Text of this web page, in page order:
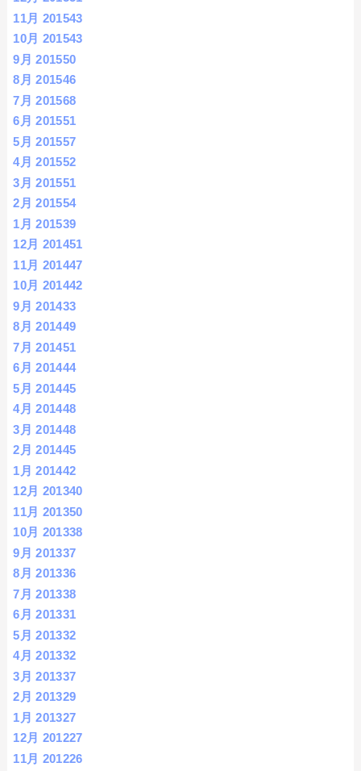
11月 201543
10月 201543
9月 201550
8月 201546
7月 201568
6月 201551
5月 201557
4月 201552
3月 201551
2月 201554
1月 201539
12月 201451
11月 201447
10月 201442
9月 201433
8月 201449
7月 201451
6月 201444
5月 201445
4月 201448
3月 201448
2月 201445
1月 201442
12月 201340
11月 201350
10月 201338
9月 201337
8月 201336
7月 201338
6月 201331
5月 201332
4月 201332
3月 201337
2月 201329
1月 201327
12月 201227
11月 201226